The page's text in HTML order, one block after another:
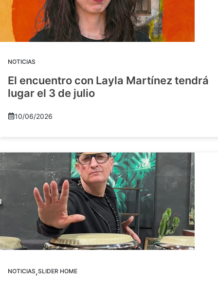
NOTICIAS
El encuentro con Layla Martínez tendrá
lugar el 3 de julio
10/06/2026
NOTICIAS,SLIDER HOME